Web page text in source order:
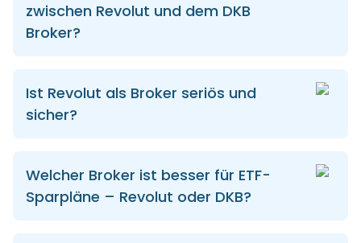
zwischen Revolut und dem DKB
Broker?
Ist Revolut als Broker seriös und
sicher?
Welcher Broker ist besser für ETF-
Sparpläne – Revolut oder DKB?